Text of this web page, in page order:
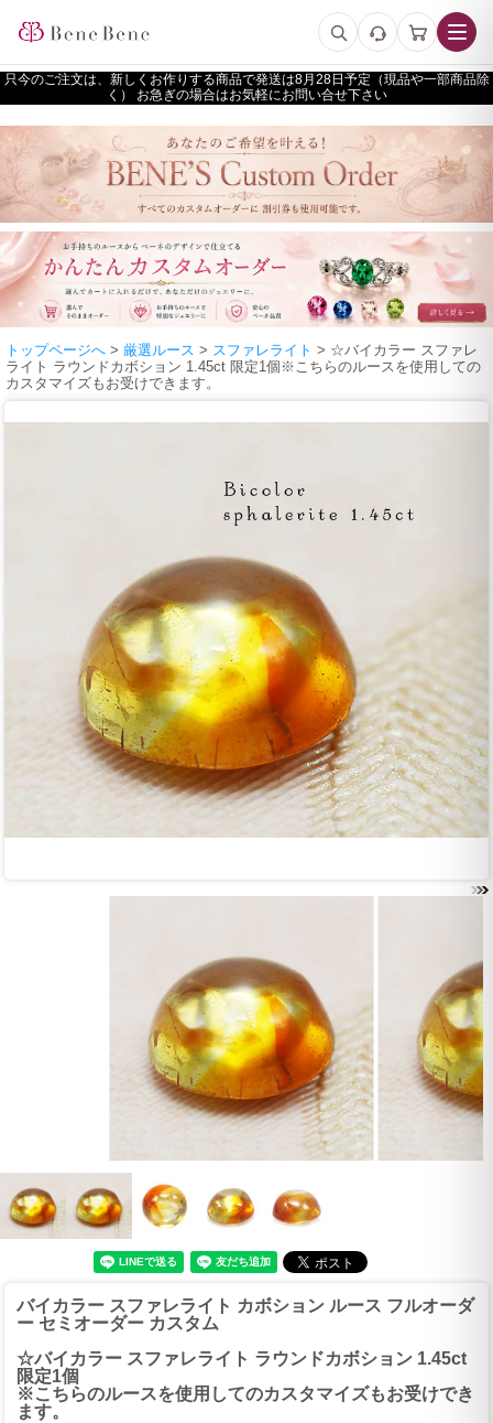
只今のご注文は、新しくお作りする商品で発送は
予定（現品や一部商品除
く） お急ぎの場合はお気軽にお問い合せ下さい
トップページへ > 厳選ルース > スファレライト > ☆バイカラー スファレ
ライト ラウンドカボション 1.45ct 限定1個※こちらのルースを使用しての
カスタマイズもお受けできます。
バイカラー スファレライト カボション ルース フルオーダ
ー セミオーダー カスタム
☆バイカラー スファレライト ラウンドカボション 1.45ct
限定1個
※こちらのルースを使用してのカスタマイズもお受けでき
ます。